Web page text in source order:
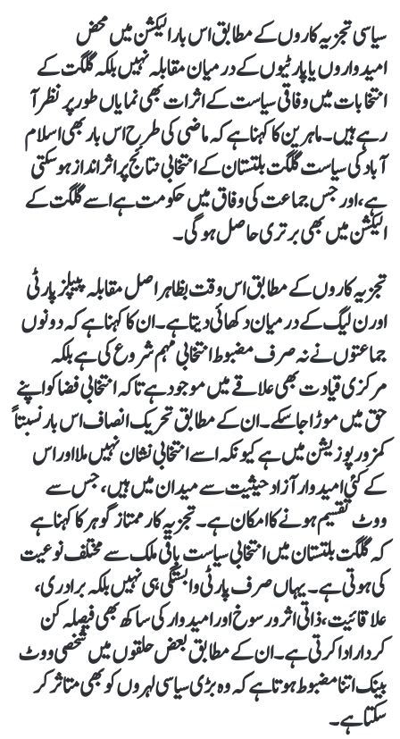
سیاسی تجزیہ کاروں کے مطابق اس بار الیکشن میں محض
امیدواروں یا پارٹیوں کے درمیان مقابلہ نہیں بلکہ گلگت کے
انتخابات میں وفاقی سیاست کے اثرات بھی نمایاں طور پر نظر آ
رہے ہیں۔ ماہرین کا کہنا ہے کہ ماضی کی طرح اس بار بھی اسلام
آباد کی سیاست گلگت بلتستان کے انتخابی نتائج پر اثر انداز ہو سکتی
ہے، اور جس جماعت کی وفاق میں حکومت ہے اسے گلگت کے
الیکشن میں بھی برتری حاصل ہو گی۔
تجزیہ کاروں کے مطابق اس وقت بظاہر اصل مقابلہ پیپلز پارٹی
اور ن لیگ کے درمیان دکھائی دیتا ہے۔ ان کا کہنا ہے کہ دونوں
جماعتوں نے نہ صرف مضبوط انتخابی مہم شروع کی ہے بلکہ
مرکزی قیادت بھی علاقے میں موجود ہے تاکہ انتخابی فضا کو اپنے
حق میں موڑا جا سکے۔ ان کے مطابق تحریک انصاف اس بار نسبتاً
کمزور پوزیشن میں ہے کیونکہ اسے انتخابی نشان نہیں ملا اور اس
کے کئی امیدوار آزاد حیثیت سے میدان میں ہیں، جس سے
ووٹ تقسیم ہونے کا امکان ہے۔ تجزیہ کار ممتاز گوہر کا کہنا ہے
کہ گلگت بلتستان میں انتخابی سیاست باقی ملک سے مختلف نوعیت
کی ہوتی ہے۔ یہاں صرف پارٹی وابستگی ہی نہیں بلکہ برادری،
علاقائیت، ذاتی اثر و رسوخ اور امیدوار کی ساکھ بھی فیصلہ کن
کردار ادا کرتی ہے۔ ان کے مطابق بعض حلقوں میں شخصی ووٹ
بینک اتنا مضبوط ہوتا ہے کہ وہ بڑی سیاسی لہروں کو بھی متاثر کر
سکتا ہے۔